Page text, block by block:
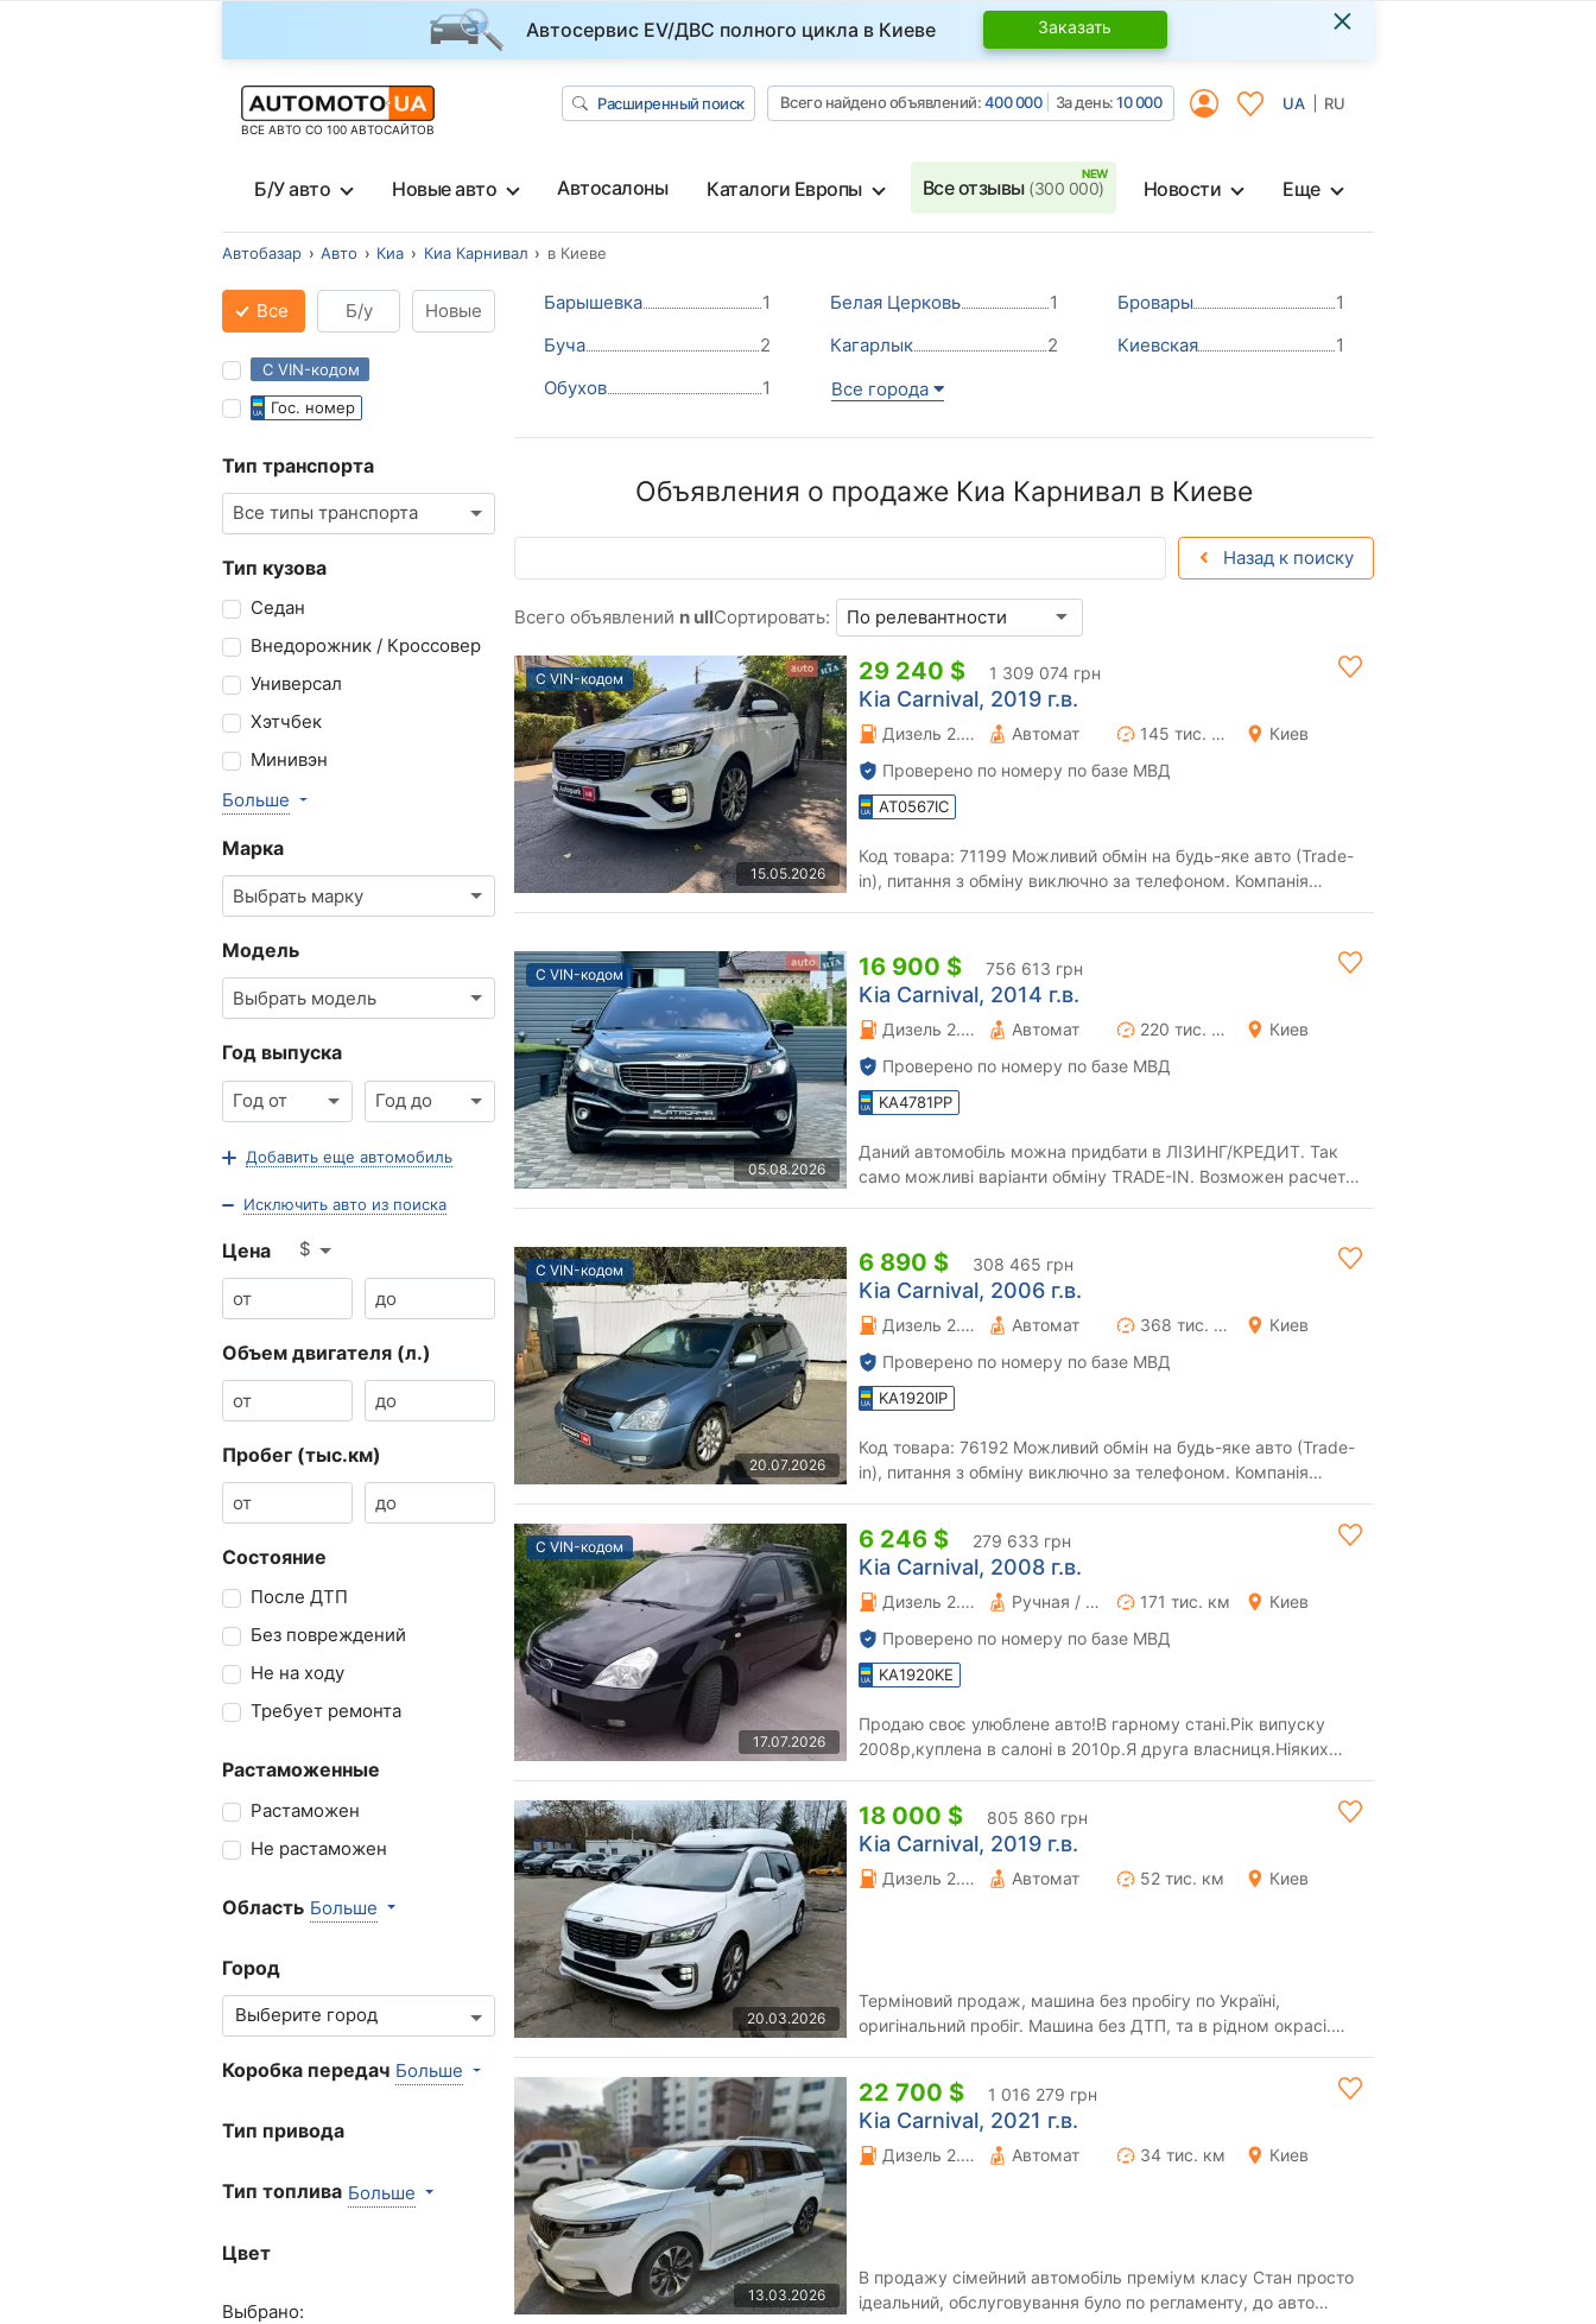
Автосервис EV/ДВС полного цикла в Киеве Заказать ×
ВСЕ АВТО СО 100 АВТОСАЙТОВ
Расширенный поиск Всего найдено объявлений:400 000 За день:10 000 UA RU
Б/У авто Новые авто Автосалоны Каталоги Европы Все отзывы (300 000) Новости Еще
Автобазар Авто Киа Киа Карнивал в Киеве
Все Б/у Новые
С VIN-кодом
Гос. номер
Тип транспорта
Все типы транспорта
Тип кузова
Седан
Внедорожник / Кроссовер
Универсал
Хэтчбек
Минивэн
Больше
Марка
Выбрать марку
Модель
Выбрать модель
Год выпуска
Год от Год до
Добавить еще автомобиль
Исключить авто из поиска
Цена $
Объем двигателя (л.)
Пробег (тыс.км)
Состояние
После ДТП
Без повреждений
Не на ходу
Требует ремонта
Растаможенные
Растаможен
Не растаможен
Область Больше
Город
Коробка передач Больше
Тип привода
Тип топлива Больше
Цвет
Выбрано:
Барышевка 1 Белая Церковь 1 Бровары
1
Буча
2 Кагарлык 2 Киевская
1
Обухов
1 Все города
Объявления о продаже Киа Карнивал в Киеве
Назад к поиску
Всего объявлений n ullСортировать:
С VIN-кодом
15.05.2026
29 240 $ 1 309 074 грн
Kia Carnival, 2019 г.в.
Дизель 2.2 л. Автомат 145 тис. км
Киев
Проверено по номеру по базе МВД
AT0567IC
Код товара: 71199 Можливий обмін на будь-яке авто (Trade-
in), питання з обміну виключно за телефоном. Компанія
С VIN-кодом
05.08.2026
16 900 $ 756 613 грн
Kia Carnival, 2014 г.в.
Дизель 2.2 л. Автомат 220 тис. км
Киев
Проверено по номеру по базе МВД
KA4781PP
Даний автомобіль можна придбати в ЛІЗИНГ/КРЕДИТ. Так
само можливі варіанти обміну TRADE-IN. Возможен расчет в
С VIN-кодом
20.07.2026
6 890 $ 308 465 грн
Kia Carnival, 2006 г.в.
Дизель 2.9 л. Автомат 368 тис. км
Киев
Проверено по номеру по базе МВД
KA1920IP
Код товара: 76192 Можливий обмін на будь-яке авто (Trade-
in), питання з обміну виключно за телефоном. Компанія
С VIN-кодом
17.07.2026
6 246 $ 279 633 грн
Kia Carnival, 2008 г.в.
Дизель 2.9 л. Ручная / Механика 171 тис. км
Киев
Проверено по номеру по базе МВД
KA1920KE
Продаю своє улюблене авто!В гарному стані.Рік випуску
2008р,куплена в салоні в 2010р.Я друга власниця.Ніяких
20.03.2026
18 000 $ 805 860 грн
Kia Carnival, 2019 г.в.
Дизель 2.2 л. Автомат 52 тис. км Киев
Терміновий продаж, машина без пробігу по Україні,
оригінальний пробіг. Машина без ДТП, та в рідном окрасі.
13.03.2026
22 700 $ 1 016 279 грн
Kia Carnival, 2021 г.в.
Дизель 2.2 л. Автомат 34 тис. км Киев
В продажу сімейний автомобіль преміум класу Стан просто
ідеальний, обслуговування було по регламенту, до авто